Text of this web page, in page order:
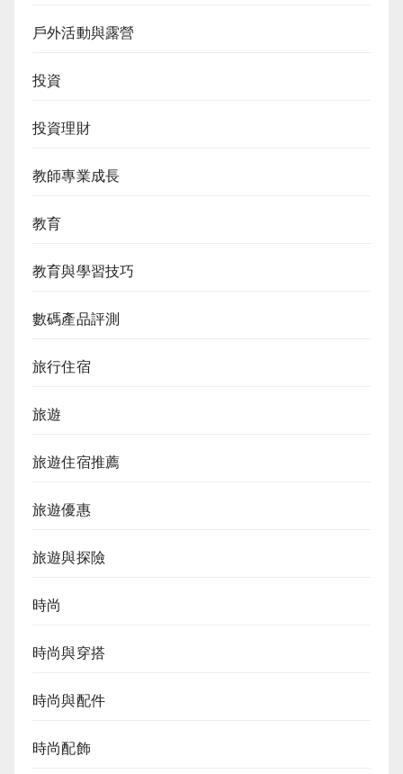
戶外活動與露營
投資
投資理財
教師專業成長
教育
教育與學習技巧
數碼產品評測
旅行住宿
旅遊
旅遊住宿推薦
旅遊優惠
旅遊與探險
時尚
時尚與穿搭
時尚與配件
時尚配飾